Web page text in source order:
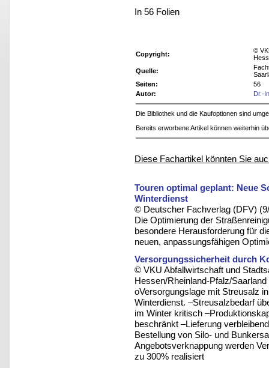
In 56 Folien
Copyright:
©
Quelle:
Seiten:
56
Autor:
Dr.-
Die Bibliothek und die Kaufoptionen sind
Bereits erworbene Artikel können weiterhin
Diese Fachartikel könnten Sie
Touren optimal geplant: Neue
Winterdienst
© Deutscher Fachverlag (DFV)
Die Optimierung der
besondere Herausforderung für
neuen, anpassungsfähigen
Versorgungssicherheit durch
© VKU Abfallwirtschaft und
Hessen/Rheinland-Pfalz/Saarland
oVersorgungslage mit Streusalz
Winterdienst. –Streusalzbedarf
im Winter kritisch
beschränkt –Lieferung
Bestellung von Silo- und
Angebotsverknappung werden
zu 300% realisiert